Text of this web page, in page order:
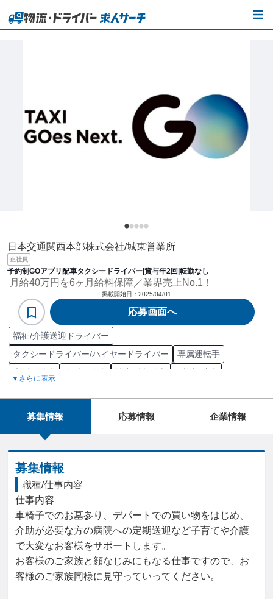
日本交通関西本部株式会社/城東営業所
正社員
予約制GOアプリ配車タクシードライバー|賞与年2回|転勤なし
月給40万円を6ヶ月給料保障／業界売上No.1！
掲載開始日： 2025/04/01
応募画面へ
福祉/介護送迎ドライバー
タクシードライバー/ハイヤードライバー
専属運転手
大型自動車
中型自動車 準中型自動車
介護福祉士
大型自動二輪車免許
大型自動車第一種運転免許
中型自動車第二種運転免許
牽引免許一種
介護職員実務者研修修了者
普通自動車第一種運転免許
営業 デイサービス
送迎
車乗り降りサポート
車内清掃 自動車
自動車/輸送機器
ルート営業
トラブル対応 接客 点検 事務
荷物積み込み
▼さらに表示
募集情報 応募情報 企業情報
募集情報
職種/仕事内容
仕事内容
車椅子でのお墓参り、デパートでの買い物をはじめ、
介助が必要な方の病院への定期送迎など子育てや介護
で大変なお客様をサポートします。
お客様のご家族と顔なじみにもなる仕事ですので、お
客様のご家族同様に見守っていってください。